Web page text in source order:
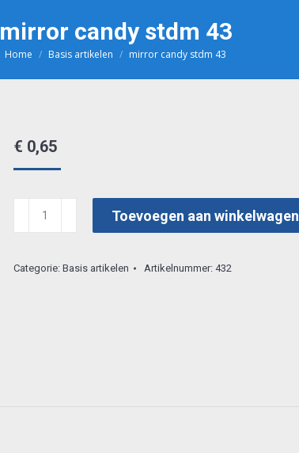
mirror candy stdm 43
Je bent hier:
Home Basis artikelen mirror candy stdm 43
€ 0,65
mirror
candy
43
Toevoegen aan winkelwagen
Categorie:Basis artikelen Artikelnummer:432